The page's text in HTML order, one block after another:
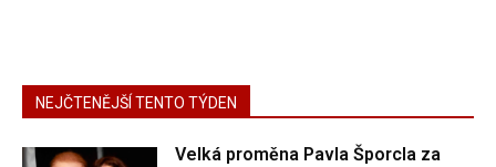
NEJČTENĚJŠÍ TENTO TÝDEN
Velká proměna Pavla Šporcla za